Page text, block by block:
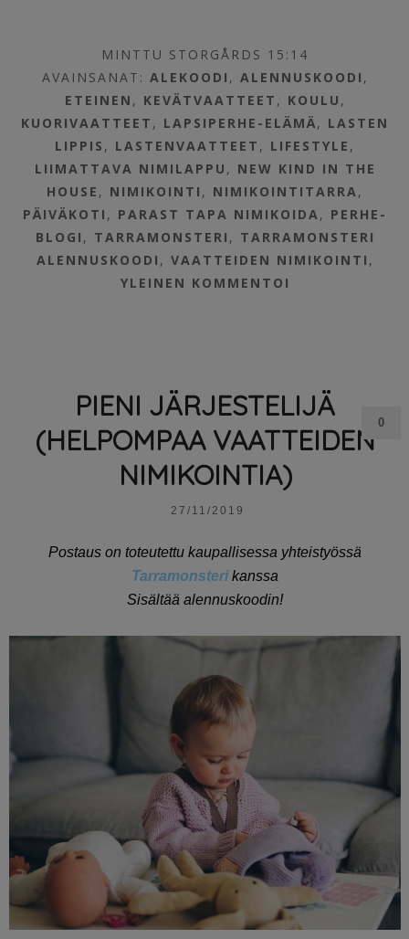
MINTTU STORGÅRDS 15:14
AVAINSANAT: ALEKOODI , ALENNUSKOODI ,
ETEINEN , KEVÄTVAATTEET , KOULU ,
KUORIVAATTEET , LAPSIPERHE-ELÄMÄ, LASTEN
LIPPIS , LASTENVAATTEET , LIFESTYLE ,
LIIMATTAVA NIMILAPPU , NEW KIND IN THE
HOUSE , NIMIKOINTI , NIMIKOINTITARRA,
PÄIVÄKOTI , PARAST TAPA NIMIKOIDA, PERHE-
BLOGI , TARRAMONSTERI , TARRAMONSTERI
ALENNUSKOODI , VAATTEIDEN NIMIKOINTI ,
YLEINEN KOMMENTOI
PIENI JÄRJESTELIJÄ
(HELPOMPAA VAATTEIDEN
NIMIKOINTIA)
27/11/2019
0
Postaus on toteutettu kaupallisessa yhteistyössä
Tarramonsterikanssa
Sisältää alennuskoodin!